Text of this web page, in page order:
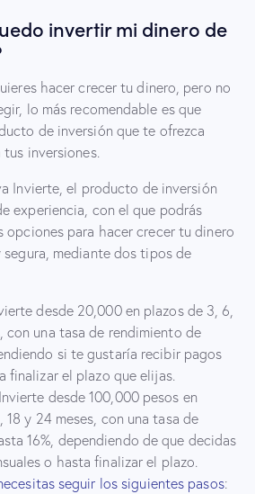
invertir mi dinero de
hacer crecer tu dinero, pero no
lo más recomendable es que
de inversión que te ofrezca
inversiones.
Invierte, el producto de inversión
experiencia, con el que podrás
opciones para hacer crecer tu dinero
segura, mediante dos tipos de
desde 20,000 en plazos de 3, 6,
con una tasa de rendimiento de
si te gustaría recibir pagos
finalizar el plazo que elijas.
desde 100,000 pesos en
18 y 24 meses, con una tasa de
16%, dependiendo de que decidas
o hasta finalizar el plazo.
seguir los siguientes pasos: